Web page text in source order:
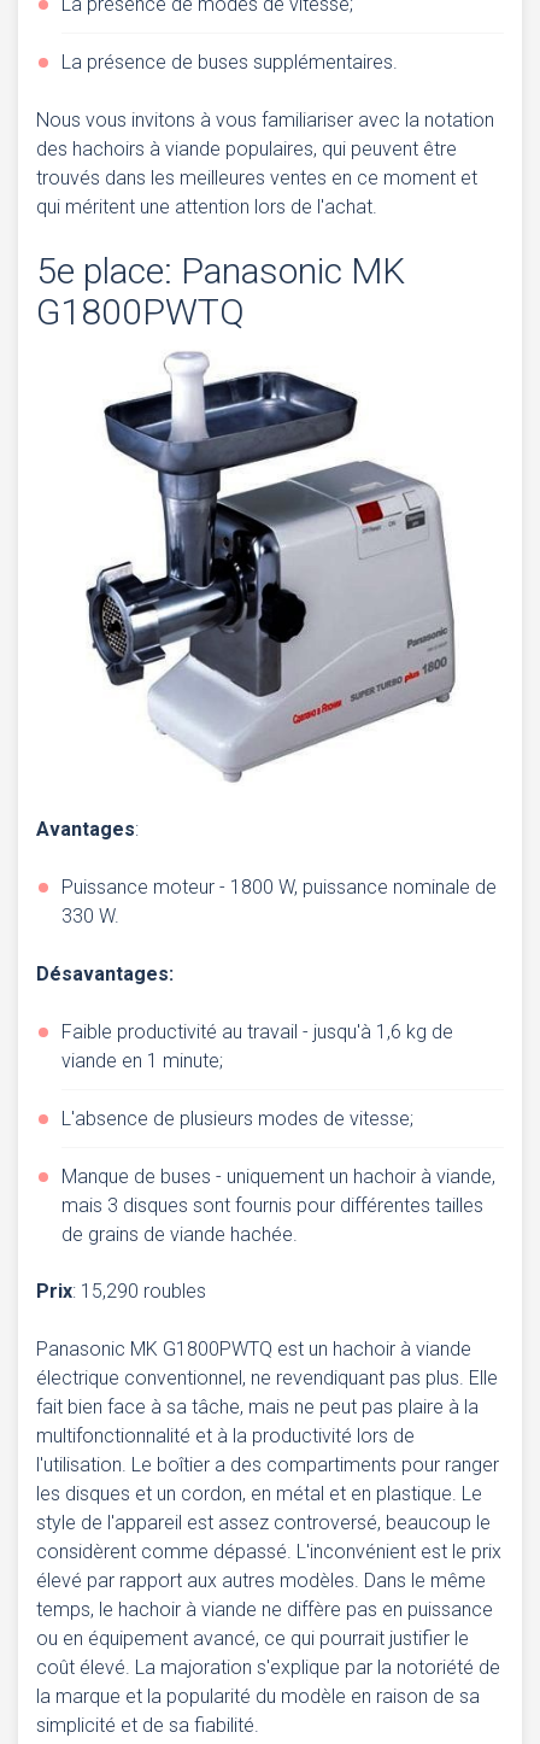
La présence de buses supplémentaires.
Nous vous invitons à vous familiariser avec la notation
des hachoirs à viande populaires, qui peuvent être
trouvés dans les meilleures ventes en ce moment et
qui méritent une attention lors de l'achat.
5e place: Panasonic MK
G1800PWTQ
Avantages:
Puissance moteur - 1800 W, puissance nominale de
330 W.
Désavantages:
Faible productivité au travail - jusqu'à 1,6 kg de
viande en 1 minute;
L'absence de plusieurs modes de vitesse;
Manque de buses - uniquement un hachoir à viande,
mais 3 disques sont fournis pour différentes tailles
de grains de viande hachée.
Prix: 15,290 roubles
Panasonic MK G1800PWTQ est un hachoir à viande
électrique conventionnel, ne revendiquant pas plus. Elle
fait bien face à sa tâche, mais ne peut pas plaire à la
multifonctionnalité et à la productivité lors de
l'utilisation. Le boîtier a des compartiments pour ranger
les disques et un cordon, en métal et en plastique. Le
style de l'appareil est assez controversé, beaucoup le
considèrent comme dépassé. L'inconvénient est le prix
élevé par rapport aux autres modèles. Dans le même
temps, le hachoir à viande ne diffère pas en puissance
ou en équipement avancé, ce qui pourrait justifier le
coût élevé. La majoration s'explique par la notoriété de
la marque et la popularité du modèle en raison de sa
simplicité et de sa fiabilité.